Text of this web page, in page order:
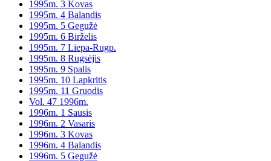
1995m. 3 Kovas
1995m. 4 Balandis
1995m. 5 Gegužė
1995m. 6 Birželis
1995m. 7 Liepa-Rugp.
1995m. 8 Rugsėjis
1995m. 9 Spalis
1995m. 10 Lapkritis
1995m. 11 Gruodis
Vol. 47 1996m.
1996m. 1 Sausis
1996m. 2 Vasaris
1996m. 3 Kovas
1996m. 4 Balandis
1996m. 5 Gegužė